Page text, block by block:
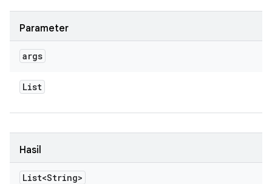
Parameter
args
List
Hasil
List<String>